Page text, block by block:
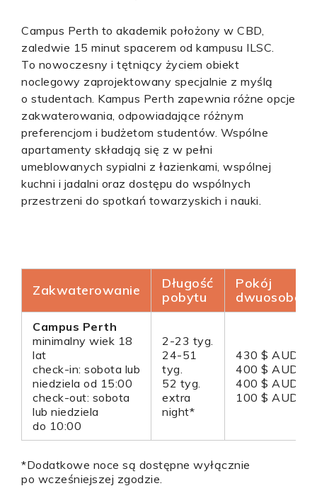
Campus Perth to akademik położony w CBD,
zaledwie 15 minut spacerem od kampusu ILSC.
To nowoczesny i tętniący życiem obiekt
noclegowy zaprojektowany specjalnie z myślą
o studentach. Kampus Perth zapewnia różne opcje
zakwaterowania, odpowiadające różnym
preferencjom i budżetom studentów. Wspólne
apartamenty składają się z w pełni
umeblowanych sypialni z łazienkami, wspólnej
kuchni i jadalni oraz dostępu do wspólnych
przestrzeni do spotkań towarzyskich i nauki.
Zakwaterowanie
Długość
pobytu
Pokój
Campus Perth
minimalny wiek 18
lat
check-in: sobota lub
niedziela od 15:00
check-out: sobota
lub niedziela
do 10:00
2-23 tyg.
24-51
tyg.
52 tyg.
extra
night*
430 $ AUD
400 $ AUD
400 $ AUD
100 $ AUD
*Dodatkowe noce są dostępne wyłącznie
po wcześniejszej zgodzie.